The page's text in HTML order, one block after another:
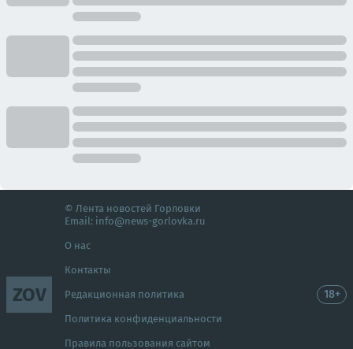
ZOV
© Лента новостей Горловки
Email: info@news-gorlovka.ru
О нас
Контакты
Редакционная политика
Политика конфиденциальности
Правила пользования сайтом
18+